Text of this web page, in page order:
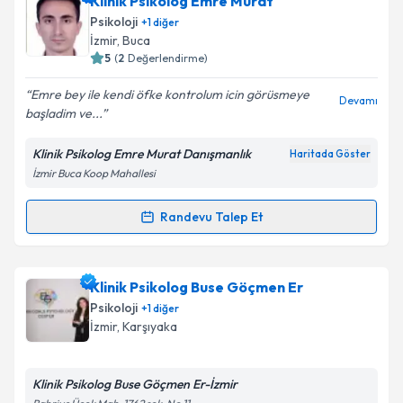
talebi oluşturun. Size bu uzmandan randevu almanız
için bir takvim hazırlandığında e-posta ile
bilgilendireceğiz.
E-posta Adresiniz
Kişisel verilerimin işlenmesine ilişkin
Metni'ni okudum ve kişisel verilerimin belirtilen
kapsamda işlenmesini kabul ediyorum.
Psikoloji +1diğer
İzmir, Buca
5 (2 Değerlendirme)
Emre bey ile kendi öfke kontrolum icin görüsmeye
başladim ve...
Devamı
Klinik Psikolog Emre Murat Danışmanlık Haritada Göster
İzmir Buca Koop Mahallesi
Randevu Talep Et
Randevu Takvimi Talebi
Klinik Psikolog Emre Muratiçin randevu takvimi
talebi oluşturun. Size bu uzmandan randevu almanız
için bir takvim hazırlandığında e-posta ile
bilgilendireceğiz.
Klinik Psikolog Buse Göçmen Er
Psikoloji +1diğer
İzmir, Karşıyaka
Klinik Psikolog Buse Göçmen Er-İzmir